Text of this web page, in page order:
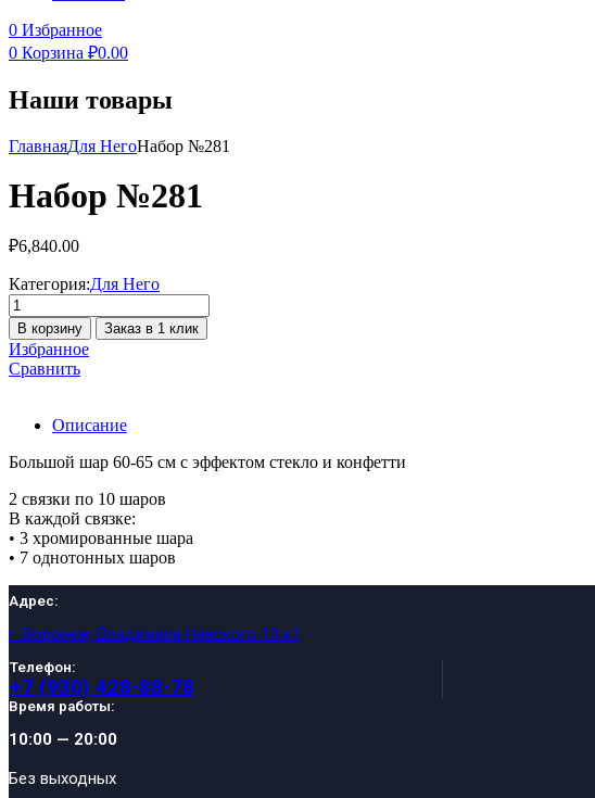
0 Избранное
0 Корзина ₽0.00
Наши товары
ГлавнаяДля НегоНабор №281
Набор №281
₽6,840.00
Категория:Для Него
Количество
товара
Набор
№281
В корзину Заказ в 1 клик
Избранное
Сравнить
Описание
Большой шар 60-65 см с эффектом стекло и конфетти
2 связки по 10 шаров
В каждой связке:
• 3 хромированные шара
• 7 однотонных шаров
Адрес:
г. Воронеж, Владимира Невского 13 к1
Телефон:
+7 (930) 428-88-78
Время работы:
10:00 — 20:00
Без выходных